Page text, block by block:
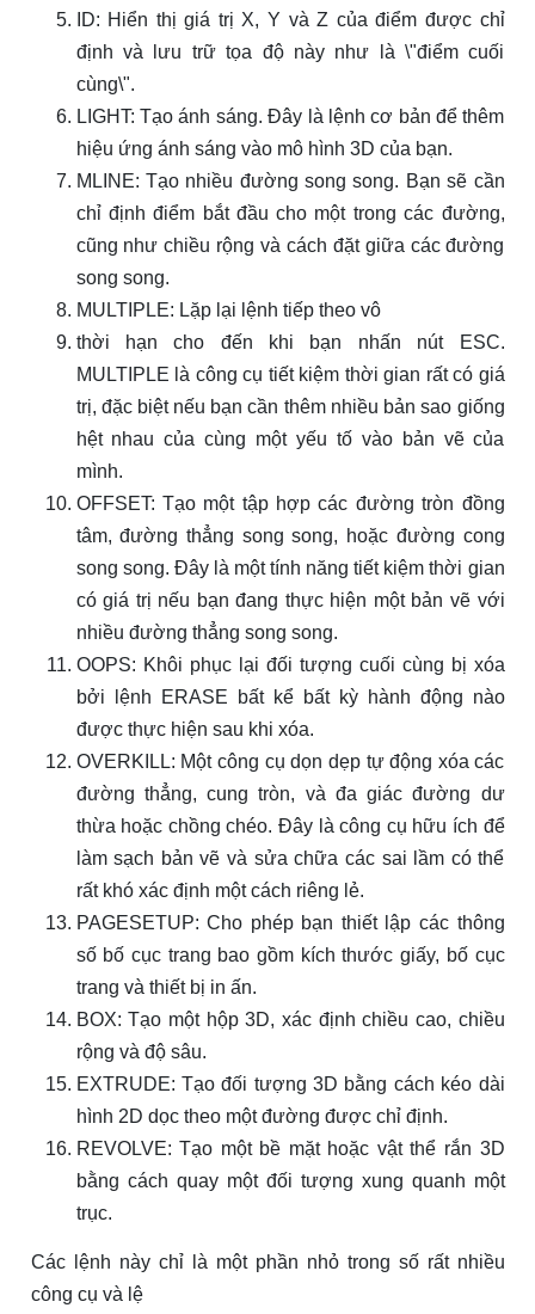
ID: Hiển thị giá trị X, Y và Z của điểm được chỉ
định và lưu trữ tọa độ này như là \"điểm cuối
cùng\".
LIGHT: Tạo ánh sáng. Đây là lệnh cơ bản để thêm
hiệu ứng ánh sáng vào mô hình 3D của bạn.
MLINE: Tạo nhiều đường song song. Bạn sẽ cần
chỉ định điểm bắt đầu cho một trong các đường,
cũng như chiều rộng và cách đặt giữa các đường
song song.
MULTIPLE: Lặp lại lệnh tiếp theo vô
thời hạn cho đến khi bạn nhấn nút ESC.
MULTIPLE là công cụ tiết kiệm thời gian rất có giá
trị, đặc biệt nếu bạn cần thêm nhiều bản sao giống
hệt nhau của cùng một yếu tố vào bản vẽ của
mình.
OFFSET: Tạo một tập hợp các đường tròn đồng
tâm, đường thẳng song song, hoặc đường cong
song song. Đây là một tính năng tiết kiệm thời gian
có giá trị nếu bạn đang thực hiện một bản vẽ với
nhiều đường thẳng song song.
OOPS: Khôi phục lại đối tượng cuối cùng bị xóa
bởi lệnh ERASE bất kể bất kỳ hành động nào
được thực hiện sau khi xóa.
OVERKILL: Một công cụ dọn dẹp tự động xóa các
đường thẳng, cung tròn, và đa giác đường dư
thừa hoặc chồng chéo. Đây là công cụ hữu ích để
làm sạch bản vẽ và sửa chữa các sai lầm có thể
rất khó xác định một cách riêng lẻ.
PAGESETUP: Cho phép bạn thiết lập các thông
số bố cục trang bao gồm kích thước giấy, bố cục
trang và thiết bị in ấn.
BOX: Tạo một hộp 3D, xác định chiều cao, chiều
rộng và độ sâu.
EXTRUDE: Tạo đối tượng 3D bằng cách kéo dài
hình 2D dọc theo một đường được chỉ định.
REVOLVE: Tạo một bề mặt hoặc vật thể rắn 3D
bằng cách quay một đối tượng xung quanh một
trục.
Các lệnh này chỉ là một phần nhỏ trong số rất nhiều
công cụ và lệ